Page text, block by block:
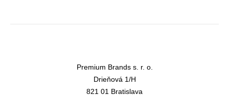
Premium Brands s. r. o.
Drieňová 1/H
821 01 Bratislava